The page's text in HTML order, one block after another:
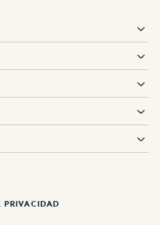
PRIVACIDAD